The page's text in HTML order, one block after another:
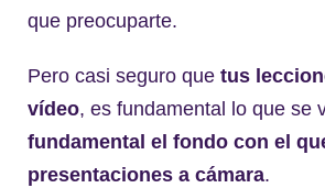
que preocuparte.
Pero casi seguro que tus
vídeo, es fundamental lo que se
fundamental el fondo con el
presentaciones a cámara.